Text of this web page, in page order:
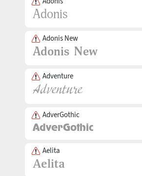
Adonis New
Adventure
AdverGothic
Aelita